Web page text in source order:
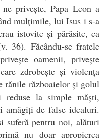
privește, Papa Leon a
mulțimile, lui Isus i s-a
istovite și părăsite, ca
36). Făcându-se fratele
oamenii, privește
zdrobește și violența
rănile războaielor și golul
reduse la simple măști,
de false idealuri.
suferă pentru noi, alături
nu doar apropierea